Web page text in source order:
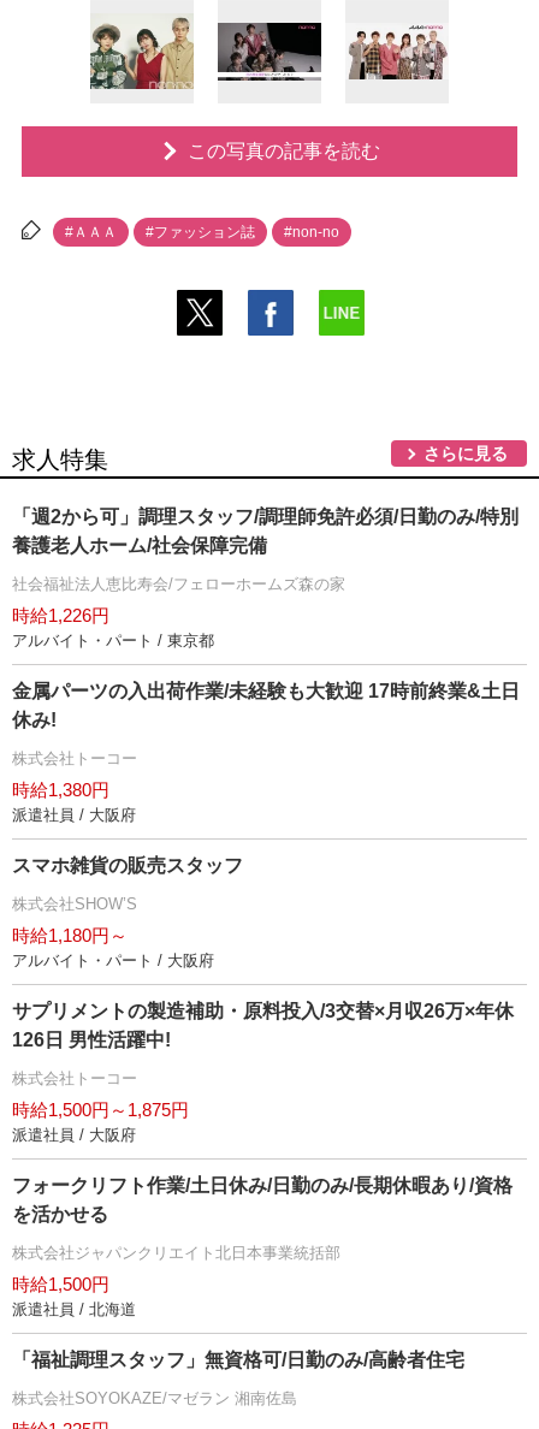
この写真の記事を読む
#ＡＡＡ #ファッション誌 #non-no
求人特集 さらに見る
「週2から可」調理スタッフ/調理師免許必須/日勤のみ/特別
養護老人ホーム/社会保障完備
社会福祉法人恵比寿会/フェローホームズ森の家
時給1,226円
アルバイト・パート / 東京都
金属パーツの入出荷作業/未経験も大歓迎 17時前終業&土日
休み!
株式会社トーコー
時給1,380円
派遣社員 / 大阪府
スマホ雑貨の販売スタッフ
株式会社SHOW’S
時給1,180円～
アルバイト・パート / 大阪府
サプリメントの製造補助・原料投入/3交替×月収26万×年休
126日 男性活躍中!
株式会社トーコー
時給1,500円～1,875円
派遣社員 / 大阪府
フォークリフト作業/土日休み/日勤のみ/長期休暇あり/資格
を活かせる
株式会社ジャパンクリエイト北日本事業統括部
時給1,500円
派遣社員 / 北海道
「福祉調理スタッフ」無資格可/日勤のみ/高齢者住宅
株式会社SOYOKAZE/マゼラン 湘南佐島